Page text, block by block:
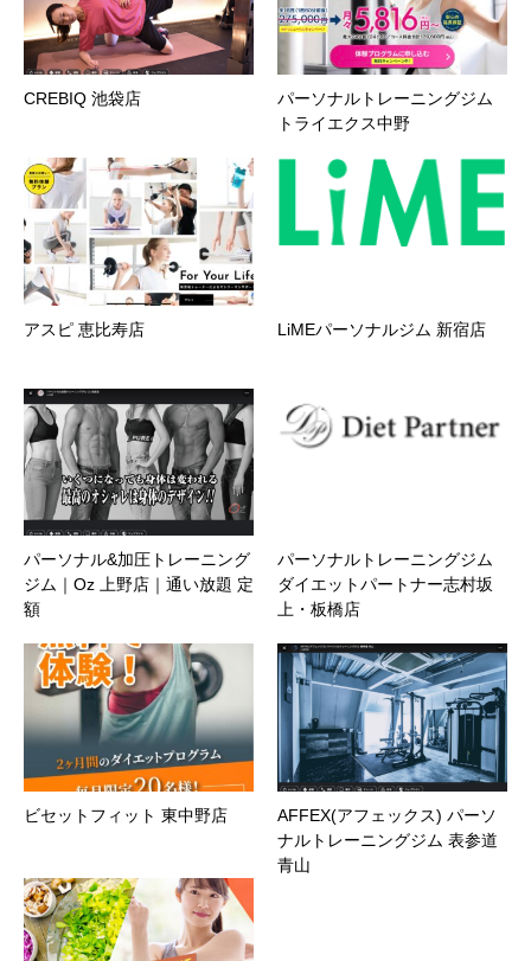
CREBIQ 池袋店
パーソナルトレーニングジム
トライエクス中野
アスピ 恵比寿店 LiMEパーソナルジム 新宿店
パーソナル&加圧トレーニング
ジム｜Oz 上野店｜通い放題 定
額
パーソナルトレーニングジム
ダイエットパートナー志村坂
上・板橋店
ビセットフィット 東中野店
AFFEX(アフェックス) パーソ
ナルトレーニングジム 表参道
青山